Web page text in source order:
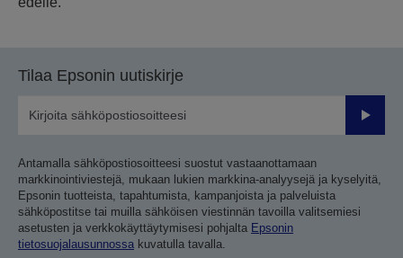
Tilaa Epsonin uutiskirje
Lähetä
Antamalla sähköpostiosoitteesi suostut vastaanottamaan
markkinointiviestejä, mukaan lukien markkina-analyysejä ja kyselyitä,
Epsonin tuotteista, tapahtumista, kampanjoista ja palveluista
sähköpostitse tai muilla sähköisen viestinnän tavoilla valitsemiesi
asetusten ja verkkokäyttäytymisesi pohjalta Epsonin
tietosuojalausunnossa kuvatulla tavalla.